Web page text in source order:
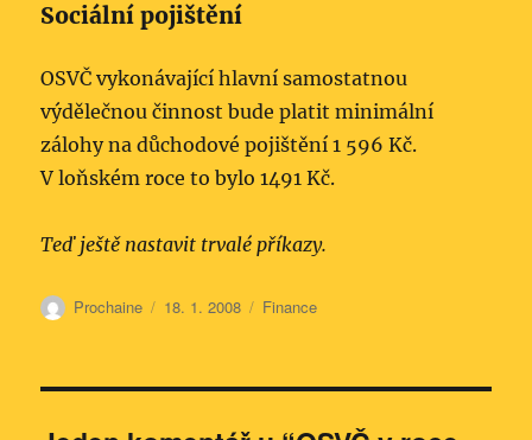
Sociální pojištění
OSVČ vykonávající hlavní samostatnou
výdělečnou činnost bude platit minimální
zálohy na důchodové pojištění 1 596 Kč.
V loňském roce to bylo 1491 Kč.
Teď ještě nastavit trvalé příkazy.
Autor:
Prochaine Publikováno:
18. 1. 2008 Rubriky:
Finance